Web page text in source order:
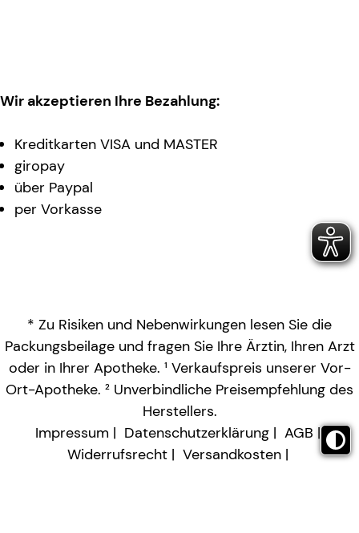
Wir akzeptieren Ihre Bezahlung:
Kreditkarten VISA und MASTER
giropay
über Paypal
per Vorkasse
* Zu Risiken und Nebenwirkungen lesen Sie die
Packungsbeilage und fragen Sie Ihre Ärztin, Ihren Arzt
oder in Ihrer Apotheke. ¹ Verkaufspreis unserer Vor-
Ort-Apotheke. ² Unverbindliche Preisempfehlung des
Herstellers.
Impressum
Datenschutzerklärung
AGB
Widerrufsrecht
Versandkosten